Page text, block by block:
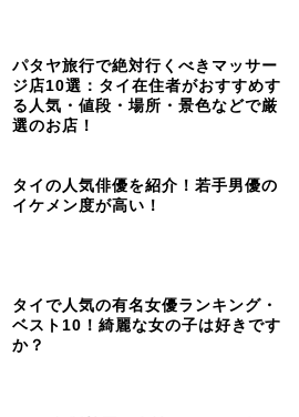
パタヤ旅行で絶対行くべきマッサー
ジ店10選：タイ在住者がおすすめす
る人気・値段・場所・景色などで厳
選のお店！
タイの人気俳優を紹介！若手男優の
イケメン度が高い！
タイで人気の有名女優ランキング・
ベスト10！綺麗な女の子は好きです
か？